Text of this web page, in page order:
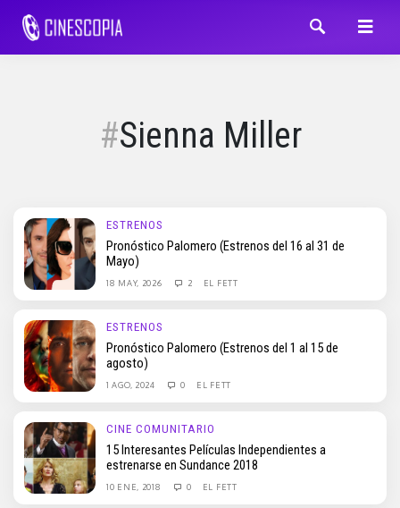
Sienna Miller
ESTRENOS
Pronóstico Palomero (Estrenos del 16 al 31 de
Mayo)
18 MAY, 2026 2 EL FETT
ESTRENOS
Pronóstico Palomero (Estrenos del 1 al 15 de
agosto)
1 AGO, 2024 0 EL FETT
CINE COMUNITARIO
15 Interesantes Películas Independientes a
estrenarse en Sundance 2018
10 ENE, 2018 0 EL FETT